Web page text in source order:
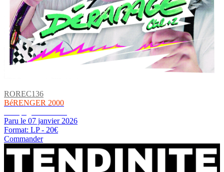
ROREC136
BéRENGER 2000
Paru le 07 janvier 2026
Format: LP - 20€
Commander